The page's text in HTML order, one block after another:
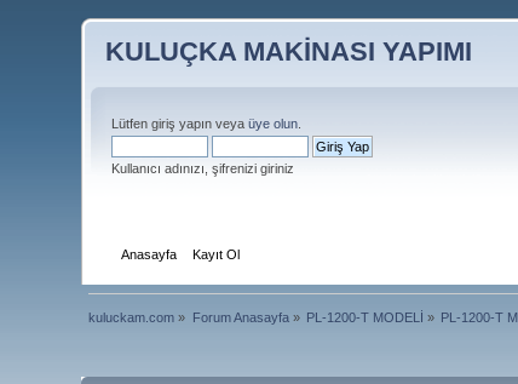
KULUÇKA MAKİNASI YAPIMI
Lütfen giriş yapın veyaüye olun
Kullanıcı adınızı, şifrenizi giriniz
Anasayfa Kayıt Ol
kuluckam.com » Forum Anasayfa» PL-1200-T MODELİ » PL-1200-T